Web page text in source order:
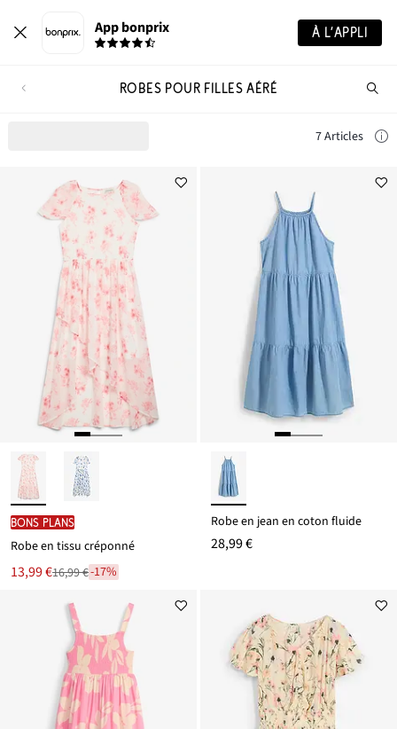
App bonprix À L’APPLI
ROBES POUR FILLES AÉRÉ
7 Articles
BONS PLANS
Robe en tissu créponné
Le
nouveau
13,99 €
Remise16,99 €-17%
Robe en jean en coton fluide
28,99 €